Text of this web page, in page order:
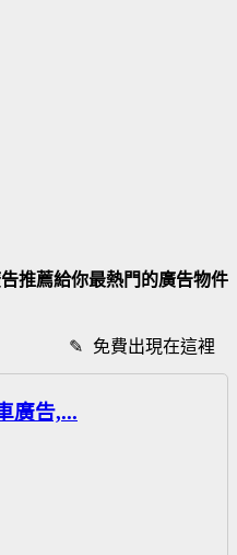
推薦給你最熱門的廣告物件
✎ 免費出現在這裡
廣告,...